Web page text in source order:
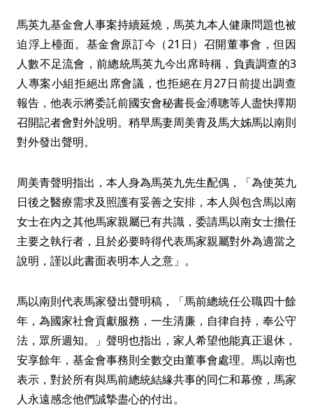
馬英九基金會人事案持續延燒，馬英九本人健康問題也被
迫浮上檯面。基金會原訂今（21日）召開董事會，但因
人數不足流會，前總統馬英九今出席時稱，負責調查的3
人專案小組拒絕出席會議，也拒絕在月27日前提出調查
報告，他表示將委託前國安會秘書長金溥聰等人盡快擇期
召開記者會對外說明。稍早馬妻周美青及馬大姊馬以南則
對外發出聲明。
周美青聲明指出，本人身為馬英九先生配偶，「為使英九
日後之醫療需求及照護有妥善之安排，本人與包含馬以南
女士在內之其他馬家親屬已有共識，委請馬以南女士擔任
主要之執行者，且於必要時得代表馬家親屬對外為適當之
說明，謹以此書面表明本人之意」。
馬以南則代表馬家發出聲明稿，「馬前總統任公職四十餘
年，為國家社會貢獻服務，一生清廉，自律自持，奉公守
法，眾所週知。」聲明也指出，家人希望他能真正退休，
安享餘年，基金會事務則全數交由董事會處理。馬以南也
表示，對於所有與馬前總統結緣共事的同仁和幕僚，馬家
人永遠感念他們誠摯盡心的付出。